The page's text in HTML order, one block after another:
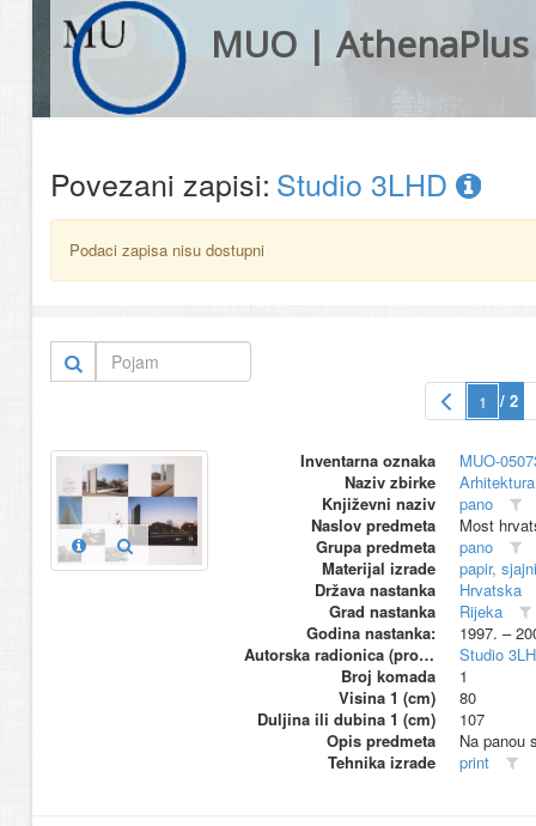
MUO | AthenaPlus
Povezani zapisi: Studio 3LHD
Podaci zapisa nisu dostupni
/ 2
Inventarna oznaka
MUO-
Naziv zbirke
Arhitektura
Književni naziv
pano
Naslov predmeta
Most
Grupa predmeta
pano
Materijal izrade
papir, sjajni
Država nastanka
Hrvatska
Grad nastanka
Rijeka
Godina nastanka:
1997. –
Autorska radionica (proizvođač)
Studio
Broj komada
1
Visina 1 (cm)
80
Duljina ili dubina 1 (cm)
107
Opis predmeta
Na panou
Tehnika izrade
print